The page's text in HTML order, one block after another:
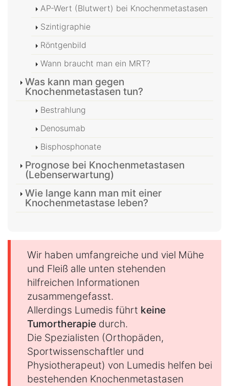
AP-Wert (Blutwert) bei Knochenmetastasen
Szintigraphie
Röntgenbild
Wann braucht man ein MRT?
Was kann man gegen
Knochenmetastasen tun?
Bestrahlung
Denosumab
Bisphosphonate
Prognose bei Knochenmetastasen
(Lebenserwartung)
Wie lange kann man mit einer
Knochenmetastase leben?
Wir haben umfangreiche und viel Mühe
und Fleiß alle unten stehenden
hilfreichen Informationen
zusammengefasst.
Allerdings Lumedis führt keine
Tumortherapie durch.
Die Spezialisten (Orthopäden,
Sportwissenschaftler und
Physiotherapeut) von Lumedis helfen bei
bestehenden Knochenmetastasen